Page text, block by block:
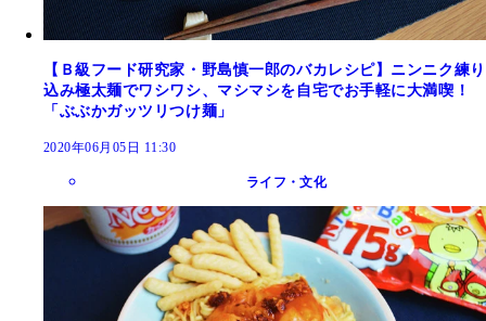
【Ｂ級フード研究家・野島慎一郎のバカレシピ】ニンニク練り
込み極太麺でワシワシ、マシマシを自宅でお手軽に大満喫！
「ぶぶかガッツリつけ麺」
2020年06月05日 11:30
ライフ・文化